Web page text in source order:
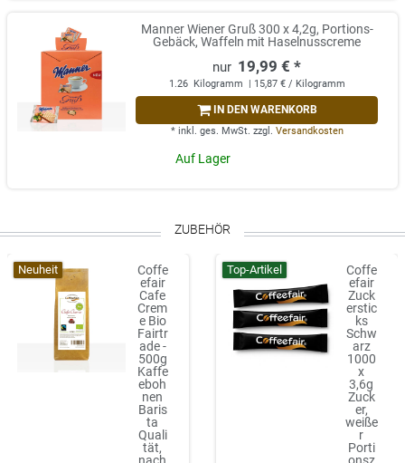
Manner Wiener Gruß 300 x 4,2g, Portions-
Gebäck, Waffeln mit Haselnusscreme
19,99 € *
1.26 Kilogramm | 15,87 € / Kilogramm
IN DEN WARENKORB
* inkl. ges. MwSt. zzgl. Versandkosten
Auf Lager
ZUBEHÖR
Neuheit
Coffe
efair
Cafe
Crem
e Bio
Fairtr
ade -
500g
Kaffe
eboh
nen
Baris
ta
Quali
tät,
Top-Artikel
Coffe
efair
Zuck
erstic
ks
Schw
arz
1000
x
3,6g
Zuck
er,
weiße
r
Porti